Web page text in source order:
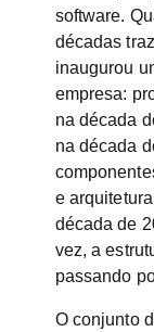
software.
décadas
inaugurou
empresa:
na década
na década
e
década de
vez, a
passando
O conjunto